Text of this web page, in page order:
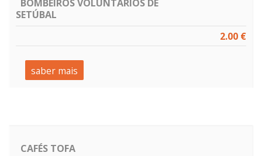
BOMBEIROS VOLUNTÁRIOS DE
SETÚBAL
2.00 €
saber mais
CAFÉS TOFA